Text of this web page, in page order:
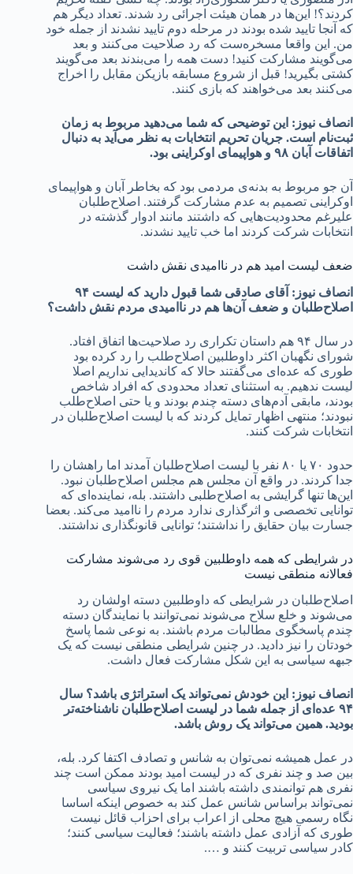
کردند؟! این‌ها در همان هیئت اجرائی رد شدند. تعداد دیگر هم
که آنجا تایید شده بودند در مرحله دوم تایید نشدند از جمله خود
من. این واقعا مسخره‌ست که رد صلاحیت می‌کنند و بعد
می‌گویند مشارکت کنید! دست همه را می‌بندند بعد می‌گویند
کشتی بگیرید! قبل از شروع مسابقه بازیکن مقابل را اخراج
می‌کنند بعد می‌خواهند که بازی کنند.
انصاف نیوز: این توضیحی که شما می‌دهید مربوط به زمان
ثبت‌نام است. جریان تحریم انتخابات به نظر می‌آید به دنبال
اتفاقات آبان ۹۸ و هواپیمای اوکراینی بود.
آن جو مربوط به بدنه‌ی مردمی بود که بخاطر آبان و هواپیمای
اوکراینی تصمیم به عدم مشارکت گرفتند. اصلاح‌طلبان
علیرغم محدودیت‌هایی که داشتند مانند ادوار گذشته در
انتخابات شرکت کردند اما خب تایید نشدند.
ضعف لیست امید هم در ناامیدی نقش داشت
انصاف نیوز: آقای صادقی شما قبول دارید که لیست ۹۴
اصلاح‌طلبان و ضعف آن‌ها هم در ناامیدی مردم نقش داشت؟
در سال ۹۴ هم داستان تکراری رد صلاحیت‌ها اتفاق افتاد.
شورای نگهبان اکثر داوطلبین اصلاح‌طلب را رد کرده بود
طوری که عده‌ای می‌گفتند حالا که کاندیدایی نداریم اصلا
لیست ندهیم. به استثنای تعداد محدودی که افراد شاخص
بودند، مابقی آدم‌های دسته چندم بودند و یا حتی اصلاح‌طلب
نبودند؛ منتهی اظهار تمایل کردند که با لیست اصلاح‌طلبان در
انتخابات شرکت کنند.
حدود ۷۰ یا ۸۰ نفر با لیست اصلاح‌طلبان آمدند اما راهشان را
جدا کردند. در واقع آن مجلس هم مجلس اصلاح‌طلبان نبود.
این‌ها تنها گرایشی به اصلاح‌طلبی داشتند. بله، نماینده‌ای که
توانایی تخصصی و اثرگذاری ندارد مردم را ناامید می‌کند. بعضا
جسارت بیان حقایق را نداشتند؛ توانایی قانونگذاری نداشتند.
در شرایطی که همه داوطلبین قوی رد می‌شوند مشارکت
فعالانه منطقی نیست
اصلاح‌طلبان در شرایطی که داوطلبین دسته اولشان رد
می‌شوند و خلع سلاح می‌شوند نمی‌توانند با نمایندگان دسته
چندم پاسخگوی مطالبات مردم باشند. به نوعی شما پاسخ
خودتان را نیز دادید. در چنین شرایطی منطقی نیست که یک
جبهه سیاسی به این شکل مشارکت فعال داشت.
انصاف نیوز: این خودش نمی‌تواند یک استراتژی باشد؟ سال
۹۴ عده‌ای از جمله شما در لیست اصلاح‌طلبان ناشناخته‌تر
بودید. همین می‌تواند یک روش باشد.
در عمل همیشه نمی‌توان به شانس و تصادف اکتفا کرد. بله،
بین صد و چند نفری که در لیست امید بودند ممکن است چند
نفری هم توانمندی داشته باشند اما یک نیروی سیاسی
نمی‌تواند براساس شانس عمل کند به خصوص اینکه اساسا
نگاه رسمی هیچ محلی از اعراب برای احزاب قائل نیست
طوری که آزادی عمل داشته باشند؛ فعالیت سیاسی کنند؛
کادر سیاسی تربیت کنند و ….